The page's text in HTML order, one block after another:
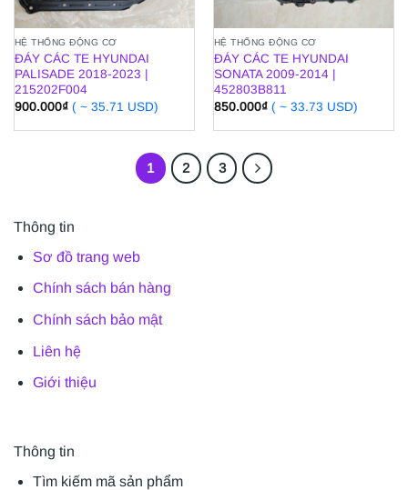
HỆ THỐNG ĐỘNG CƠ
ĐÁY CÁC TE HYUNDAI
PALISADE 2018-2023 |
215202F004
900.000₫ ( ~ 35.71 USD)
HỆ THỐNG ĐỘNG CƠ
ĐÁY CÁC TE HYUNDAI
SONATA 2009-2014 |
452803B811
850.000₫ ( ~ 33.73 USD)
1 2 3
Thông tin
Sơ đồ trang web
Chính sách bán hàng
Chính sách bảo mật
Liên hệ
Giới thiệu
Thông tin
Tìm kiếm mã sản phẩm